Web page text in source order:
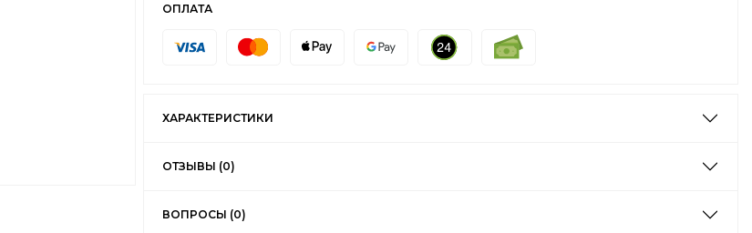
ОПЛАТА
ХАРАКТЕРИСТИКИ
ОТЗЫВЫ (0)
ВОПРОСЫ (0)